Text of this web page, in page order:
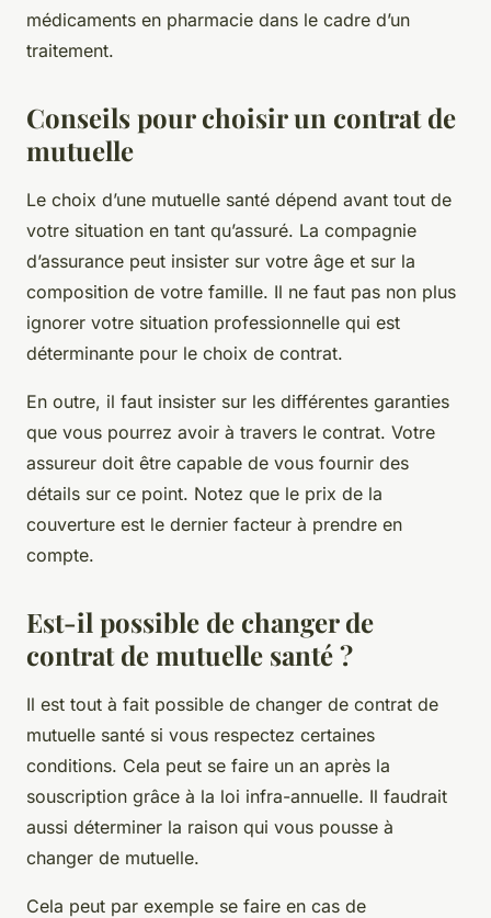
médicaments en pharmacie dans le cadre d’un
traitement.
Conseils pour choisir un contrat de
mutuelle
Le choix d’une mutuelle santé dépend avant tout de
votre situation en tant qu’assuré. La compagnie
d’assurance peut insister sur votre âge et sur la
composition de votre famille. Il ne faut pas non plus
ignorer votre situation professionnelle qui est
déterminante pour le choix de contrat.
En outre, il faut insister sur les différentes garanties
que vous pourrez avoir à travers le contrat. Votre
assureur doit être capable de vous fournir des
détails sur ce point. Notez que le prix de la
couverture est le dernier facteur à prendre en
compte.
Est-il possible de changer de
contrat de mutuelle santé ?
Il est tout à fait possible de changer de contrat de
mutuelle santé si vous respectez certaines
conditions. Cela peut se faire un an après la
souscription grâce à la loi infra-annuelle. Il faudrait
aussi déterminer la raison qui vous pousse à
changer de mutuelle.
Cela peut par exemple se faire en cas de